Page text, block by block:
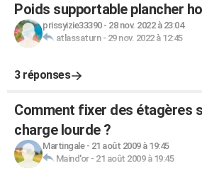
Poids supportable plancher
prissyizie33390- 28 nov. 2022 à 23:04
atlassaturn- 29 nov. 2022 à 12:45
3 réponses
Comment fixer des étagères
charge lourde ?
Martingale- 21 août 2009 à 19:45
Maind'or- 21 août 2009 à 19:45